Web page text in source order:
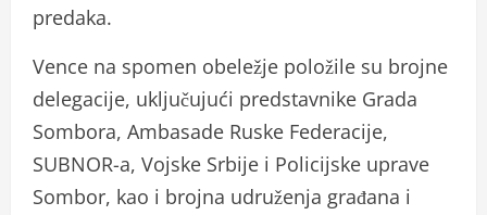
predaka.
Vence na spomen obeležje položile su brojne
delegacije, uključujući predstavnike Grada
Sombora, Ambasade Ruske Federacije,
SUBNOR-a, Vojske Srbije i Policijske uprave
Sombor, kao i brojna udruženja građana i